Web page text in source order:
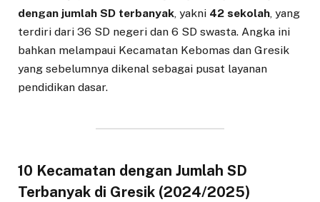
dengan jumlah SD terbanyak , yakni 42 sekolah , yang
terdiri dari 36 SD negeri dan 6 SD swasta. Angka ini
bahkan melampaui Kecamatan Kebomas dan Gresik
yang sebelumnya dikenal sebagai pusat layanan
pendidikan dasar.
10 Kecamatan dengan Jumlah SD
Terbanyak di Gresik (2024/2025)